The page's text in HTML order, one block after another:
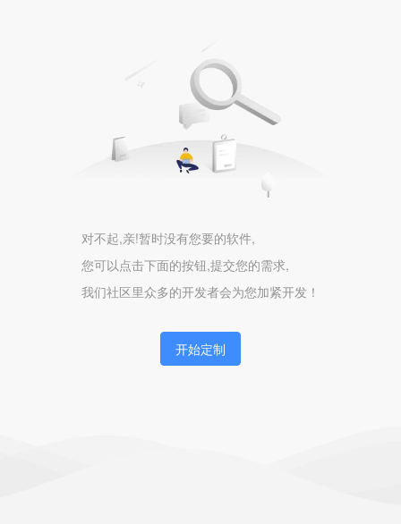
对不起,亲!暂时没有您要的软件,
您可以点击下面的按钮,提交您的需求,
我们社区里众多的开发者会为您加紧开发！
开始定制